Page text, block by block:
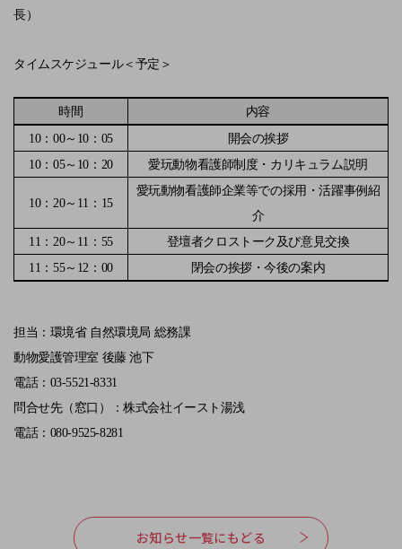
長）
タイムスケジュール＜予定＞
時間
内容
10：00～ 10： 05
開会の挨拶
10：05～ 10： 20 愛玩動物看護師制度・カリキュラム説明
10： 20～ 11 ： 15
愛玩動物看護師企業等での採用・活躍事例紹
介
11 ： 20～ 11 ： 55
登壇者クロストーク及び意見交換
11 ：55～ 12 ： 00 閉会の挨拶・今後の案内
担当：環境省 自然環境局 総務課
動物愛護管理室 後藤 池下
電話： 03-5521-8331
問合せ先（窓口）：株式会社イースト湯浅
電話： 080-9525-8281
お知らせ一覧にもどる